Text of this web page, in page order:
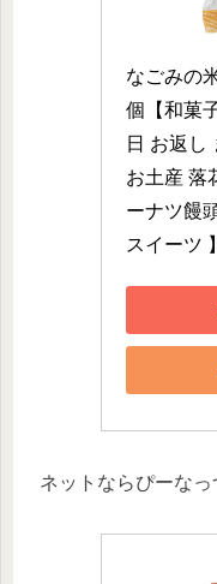
なごみの
個【和菓
日 お返し
お土産 落
ーナツ饅
スイーツ 】
ネットならぴーなっ